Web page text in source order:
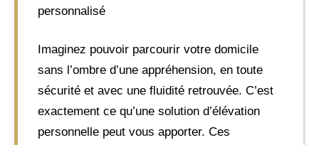
personnalisé
Imaginez pouvoir parcourir votre domicile
sans l’ombre d’une appréhension, en toute
sécurité et avec une fluidité retrouvée. C’est
exactement ce qu’une solution d’élévation
personnelle peut vous apporter. Ces